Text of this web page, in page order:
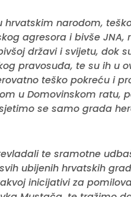
narodom,
agresora i bivše
državi i svijetu, dok
pravosuđa, te su ih u
teško pokreću i
u Domovinskom ratu,
se samo grada
te sramotne
ubijenih hrvatskih
inicijativi za